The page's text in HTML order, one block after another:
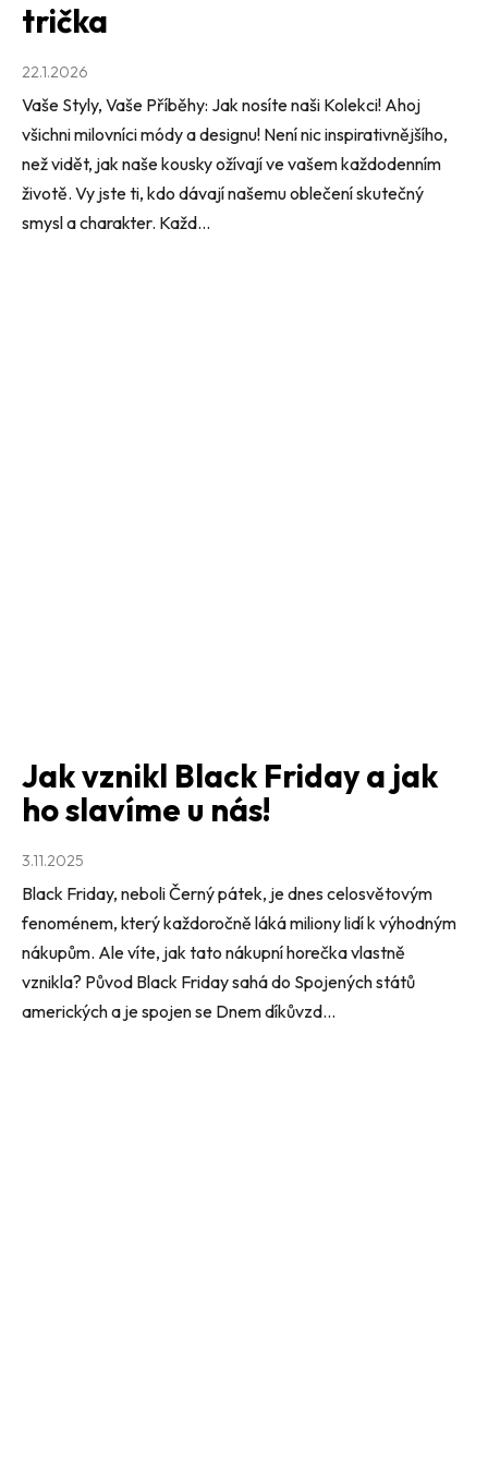
trička
22.1.2026
Vaše Styly, Vaše Příběhy: Jak nosíte naši Kolekci! Ahoj
všichni milovníci módy a designu! Není nic inspirativnějšího,
než vidět, jak naše kousky ožívají ve vašem každodenním
životě. Vy jste ti, kdo dávají našemu oblečení skutečný
smysl a charakter. Každ...
Jak vznikl Black Friday a jak
ho slavíme u nás!
3.11.2025
Black Friday, neboli Černý pátek, je dnes celosvětovým
fenoménem, který každoročně láká miliony lidí k výhodným
nákupům. Ale víte, jak tato nákupní horečka vlastně
vznikla? Původ Black Friday sahá do Spojených států
amerických a je spojen se Dnem díkůvzd...